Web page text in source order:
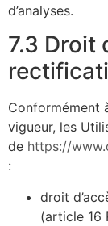
d’analyses.
7.3 Droit
Conformément
vigueur, les
de https://
:
droit
(article 16